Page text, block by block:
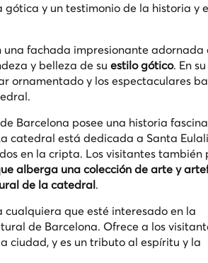
y un testimonio de la historia y
una fachada impresionante adornada
y belleza de su estilo gótico. En
ornamentado y los espectaculares
Barcelona posee una historia
catedral está dedicada a Santa
en la cripta. Los visitantes también
alberga una colección de arte y
de la catedral.
que esté interesado en la
de Barcelona. Ofrece a los
ciudad, y es un tributo al espíritu y la